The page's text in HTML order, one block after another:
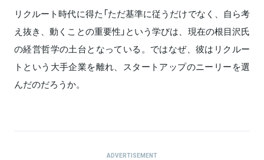
リクルート時代に得た「ただ基準に従うだけでなく、自ら考
え抜き、動くことの重要性」という学びは、現在の根目沢氏
の経営哲学の土台となっている。ではなぜ、彼はリクルー
トという大手企業を離れ、スタートアップのニーリーを選
んだのだろうか。
ADVERTISEMENT